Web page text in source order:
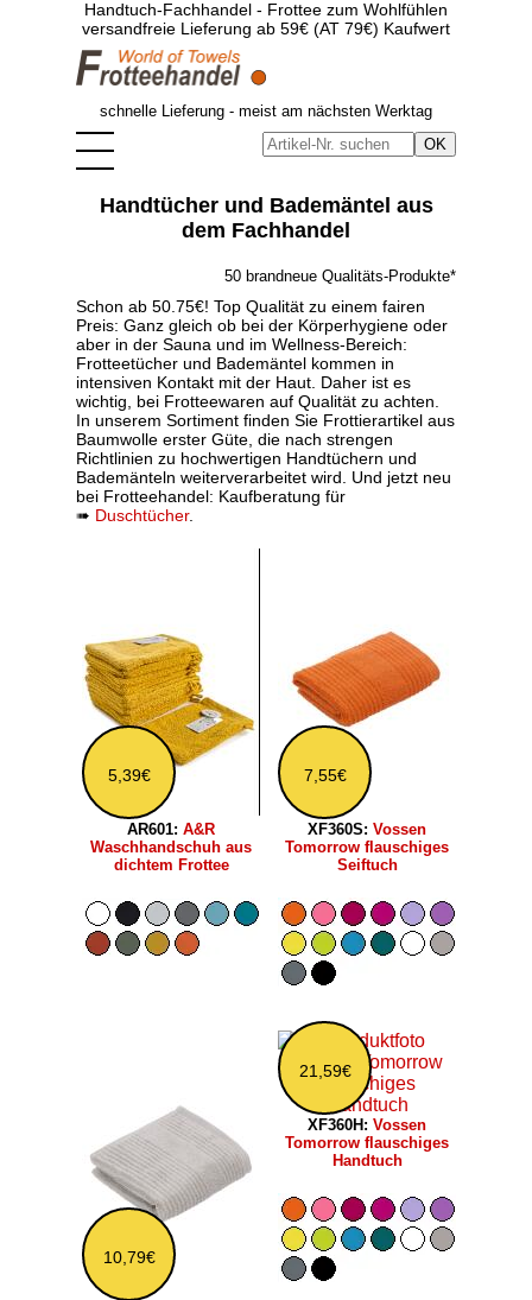
Handtuch-Fachhandel - Frottee zum Wohlfühlen
versandfreie Lieferung ab 59€ (AT 79€) Kaufwert
schnelle Lieferung - meist am nächsten Werktag
Handtücher und Bademäntel aus
dem Fachhandel
50 brandneue Qualitäts-Produkte*
Schon ab 50.75€! Top Qualität zu einem fairen
Preis: Ganz gleich ob bei der Körperhygiene oder
aber in der Sauna und im Wellness-Bereich:
Frotteetücher und Bademäntel kommen in
intensiven Kontakt mit der Haut. Daher ist es
wichtig, bei Frotteewaren auf Qualität zu achten.
In unserem Sortiment finden Sie Frottierartikel aus
Baumwolle erster Güte, die nach strengen
Richtlinien zu hochwertigen Handtüchern und
Bademänteln weiterverarbeitet wird. Und jetzt neu
bei Frotteehandel: Kaufberatung für
➠ Duschtücher.
5,39€
AR601: A&R
Waschhandschuh aus
dichtem Frottee
7,55€
XF360S: Vossen
Tomorrow flauschiges
Seiftuch
10,79€
21,59€
XF360H: Vossen
Tomorrow flauschiges
Handtuch